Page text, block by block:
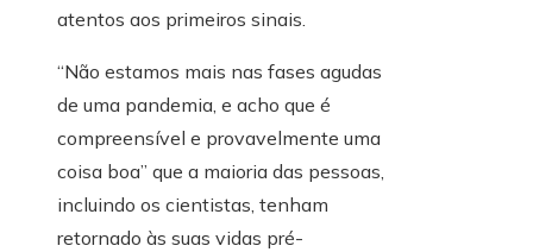
atentos aos primeiros sinais.
“Não estamos mais nas fases agudas
de uma pandemia, e acho que é
compreensível e provavelmente uma
coisa boa” que a maioria das pessoas,
incluindo os cientistas, tenham
retornado às suas vidas pré-